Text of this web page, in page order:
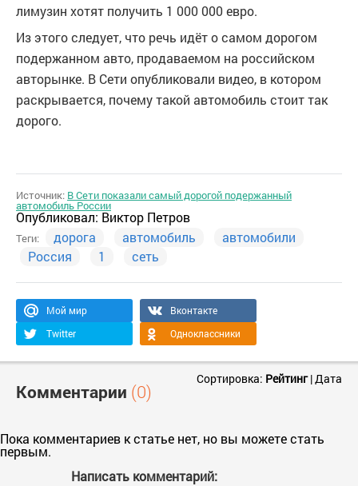
лимузин хотят получить 1 000 000 евро.
Из этого следует, что речь идёт о самом дорогом
подержанном авто, продаваемом на российском
авторынке. В Сети опубликовали видео, в котором
раскрывается, почему такой автомобиль стоит так
дорого.
Источник: В Сети показали самый дорогой подержанный
автомобиль России
Опубликовал: Виктор Петров
Теги: дорога автомобиль
автомобили
Россия
1 сеть
Мой мир
Вконтакте
Twitter
Одноклассники
Комментарии (0)
Сортировка: Рейтинг|Дата
Пока комментариев к статье нет, но вы можете стать
первым.
Написать комментарий: